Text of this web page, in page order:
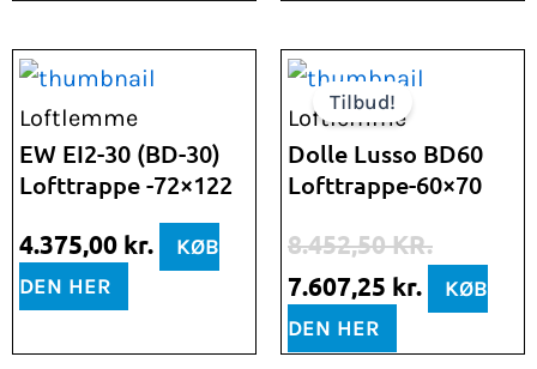
Loftlemme
EW EI2-30 (BD-30)
Lofttrappe -72×122
4.375,00 kr.
KØB
DEN HER
Tilbud!
Loftlemme
Dolle Lusso BD60
Lofttrappe-60×70
8.452,50KR.
Den
oprindelige
pris
var:
7.607,25 kr.
Den
pris
er:
KØB
DEN HER